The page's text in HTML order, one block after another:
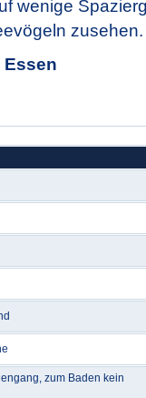
wenige
zusehen.
Essen
zum Baden kein